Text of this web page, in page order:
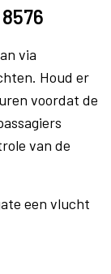
via
Houd er
voordat de
van de
een vlucht